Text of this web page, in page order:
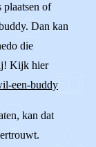
of
Dan kan
die
Kijk hier
een-buddy
kan dat